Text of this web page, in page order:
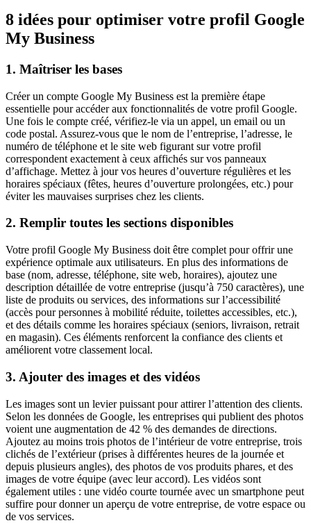
8 idées pour optimiser votre profil Google
My Business
1. Maîtriser les bases
Créer un compte Google My Business est la première étape
essentielle pour accéder aux fonctionnalités de votre profil Google.
Une fois le compte créé, vérifiez-le via un appel, un email ou un
code postal. Assurez-vous que le nom de l’entreprise, l’adresse, le
numéro de téléphone et le site web figurant sur votre profil
correspondent exactement à ceux affichés sur vos panneaux
d’affichage. Mettez à jour vos heures d’ouverture régulières et les
horaires spéciaux (fêtes, heures d’ouverture prolongées, etc.) pour
éviter les mauvaises surprises chez les clients.
2. Remplir toutes les sections disponibles
Votre profil Google My Business doit être complet pour offrir une
expérience optimale aux utilisateurs. En plus des informations de
base (nom, adresse, téléphone, site web, horaires), ajoutez une
description détaillée de votre entreprise (jusqu’à 750 caractères), une
liste de produits ou services, des informations sur l’accessibilité
(accès pour personnes à mobilité réduite, toilettes accessibles, etc.),
et des détails comme les horaires spéciaux (seniors, livraison, retrait
en magasin). Ces éléments renforcent la confiance des clients et
améliorent votre classement local.
3. Ajouter des images et des vidéos
Les images sont un levier puissant pour attirer l’attention des clients.
Selon les données de Google, les entreprises qui publient des photos
voient une augmentation de 42 % des demandes de directions.
Ajoutez au moins trois photos de l’intérieur de votre entreprise, trois
clichés de l’extérieur (prises à différentes heures de la journée et
depuis plusieurs angles), des photos de vos produits phares, et des
images de votre équipe (avec leur accord). Les vidéos sont
également utiles : une vidéo courte tournée avec un smartphone peut
suffire pour donner un aperçu de votre entreprise, de votre espace ou
de vos services.